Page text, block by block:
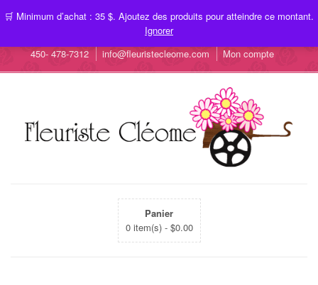
450- 478-7312 info@fleuristecleome.com Mon compte
Panier
0 item(s) - $0.00
🛒 Minimum d’achat : 35 $. Ajoutez des produits pour atteindre ce montant.
Ignorer